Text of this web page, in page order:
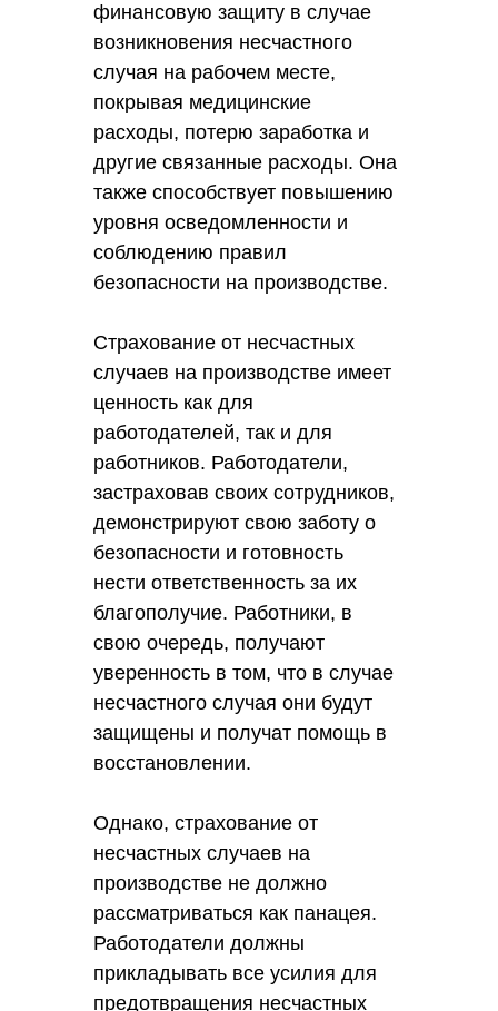
финансовую защиту в случае
возникновения несчастного
случая на рабочем месте,
покрывая медицинские
расходы, потерю заработка и
другие связанные расходы. Она
также способствует повышению
уровня осведомленности и
соблюдению правил
безопасности на производстве.
Страхование от несчастных
случаев на производстве имеет
ценность как для
работодателей, так и для
работников. Работодатели,
застраховав своих сотрудников,
демонстрируют свою заботу о
безопасности и готовность
нести ответственность за их
благополучие. Работники, в
свою очередь, получают
уверенность в том, что в случае
несчастного случая они будут
защищены и получат помощь в
восстановлении.
Однако, страхование от
несчастных случаев на
производстве не должно
рассматриваться как панацея.
Работодатели должны
прикладывать все усилия для
предотвращения несчастных
Перейти
Зарабатывайте от
100 000₽ с